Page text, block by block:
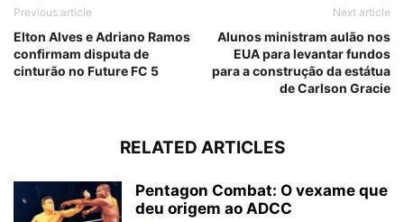
Previous article
Elton Alves e Adriano Ramos
confirmam disputa de
cinturão no Future FC 5
Next article
Alunos ministram aulão nos
EUA para levantar fundos
para a construção da estátua
de Carlson Gracie
RELATED ARTICLES
Pentagon Combat: O vexame que
deu origem ao ADCC